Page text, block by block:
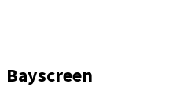
Bayscreen